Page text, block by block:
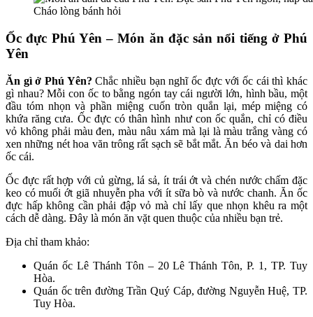
Cháo lòng bánh hỏi
Ốc đực Phú Yên – Món ăn đặc sản nổi tiếng ở Phú
Yên
Ăn gì ở Phú Yên?Chắc nhiều bạn nghĩ ốc đực với ốc cái thì khác
gì nhau? Mỗi con ốc to bằng ngón tay cái người lớn, hình bầu, một
đầu tóm nhọn và phần miệng cuốn tròn quắn lại, mép miệng có
khứa răng cưa. Ốc đực có thân hình như con ốc quắn, chỉ có điều
vỏ không phải màu đen, màu nâu xám mà lại là màu trắng vàng có
xen những nét hoa văn trông rất sạch sẽ bắt mắt. Ăn béo và dai hơn
ốc cái.
Ốc đực rất hợp với củ gừng, lá sả, ít trái ớt và chén nước chấm đặc
keo có muối ớt giã nhuyễn pha với ít sữa bò và nước chanh. Ăn ốc
đực hấp không cần phải đập vỏ mà chỉ lấy que nhọn khêu ra một
cách dễ dàng. Đây là món ăn vặt quen thuộc của nhiều bạn trẻ.
Địa chỉ tham khảo:
Quán ốc Lê Thánh Tôn – 20 Lê Thánh Tôn, P. 1, TP. Tuy
Hòa.
Quán ốc trên đường Trần Quý Cáp, đường Nguyễn Huệ, TP.
Tuy Hòa.